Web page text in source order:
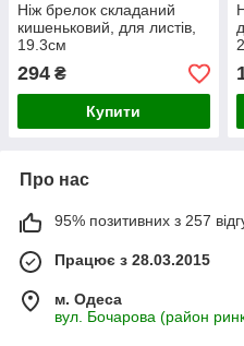
Ніж брелок складаний
кишеньковий, для листів,
19.3см
294 ₴
Купити
Про нас
95% позитивних з 257
Працює з 28.03.2015
м. Одеса
вул. Бочарова (район